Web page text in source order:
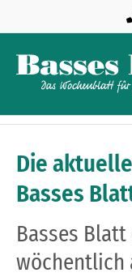
Die
Basses
Basses
wöchentlich